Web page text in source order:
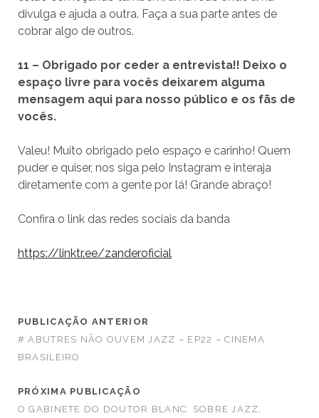
divulga e ajuda a outra. Faça a sua parte antes de
cobrar algo de outros.
11 – Obrigado por ceder a entrevista!! Deixo o
espaço livre para vocês deixarem alguma
mensagem aqui para nosso público e os fãs de
vocês.
Valeu! Muito obrigado pelo espaço e carinho! Quem
puder e quiser, nos siga pelo Instagram e interaja
diretamente com a gente por lá! Grande abraço!
Confira o link das redes sociais da banda
https://linktr.ee/zanderoficial
PUBLICAÇÃO ANTERIOR
# ABUTRES NÃO OUVEM JAZZ – EP22 – CINEMA
BRASILEIRO
PRÓXIMA PUBLICAÇÃO
O GABINETE DO DOUTOR BLANC: SOBRE JAZZ,